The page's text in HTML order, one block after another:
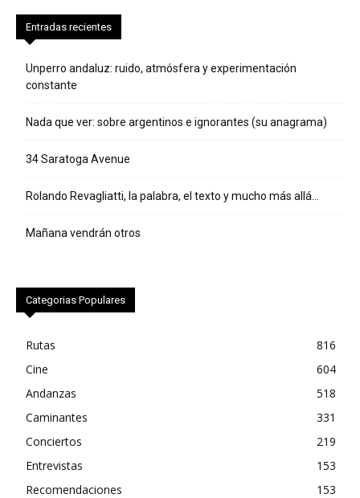
Entradas recientes
Unperro andaluz: ruido, atmósfera y experimentación
constante
Nada que ver: sobre argentinos e ignorantes (su anagrama)
34 Saratoga Avenue
Rolando Revagliatti, la palabra, el texto y mucho más allá…
Mañana vendrán otros
Categorias Populares
Rutas
816
Cine
604
Andanzas
518
Caminantes
331
Conciertos
219
Entrevistas
153
Recomendaciones
153